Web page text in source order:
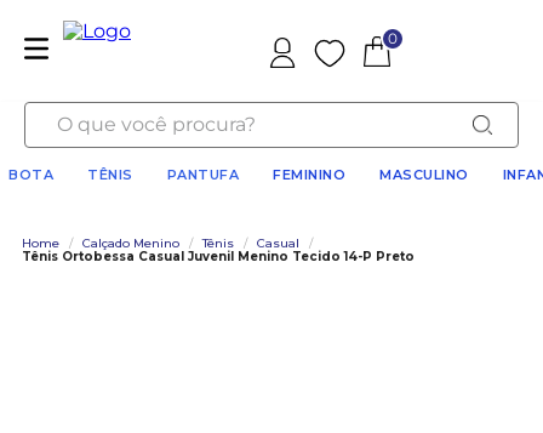
Favoritos
0
O que você procura?
BOTA TÊNIS PANTUFA FEMININO MASCULINO
Home / Calçado Menino / Tênis / Casual
/
Tênis Ortobessa Casual Juvenil Menino Tecido 14-P Preto